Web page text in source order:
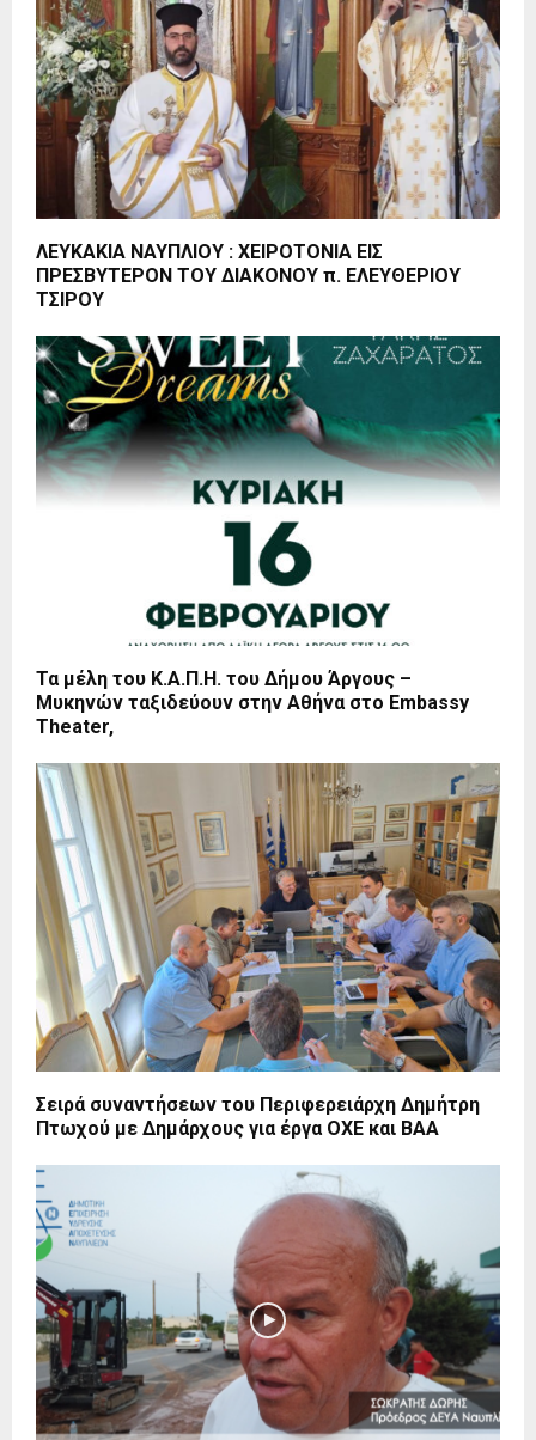
ΛΕΥΚΑΚΙΑ ΝΑΥΠΛΙΟΥ : ΧΕΙΡΟΤΟΝΙΑ ΕΙΣ
ΠΡΕΣΒΥΤΕΡΟΝ ΤΟΥ ΔΙΑΚΟΝΟΥ π. ΕΛΕΥΘΕΡΙΟΥ
ΤΣΙΡΟΥ
Τα μέλη του Κ.Α.Π.Η. του Δήμου Άργους –
Μυκηνών ταξιδεύουν στην Αθήνα στο Embassy
Theater,
Σειρά συναντήσεων του Περιφερειάρχη Δημήτρη
Πτωχού με Δημάρχους για έργα ΟΧΕ και ΒΑΑ